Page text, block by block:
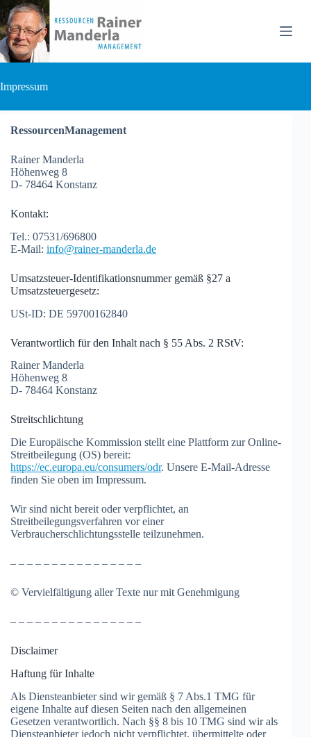
Zum
Inhalt
springen
Impressum
RessourcenManagement
Rainer Manderla
Höhenweg 8
D- 78464 Konstanz
Kontakt:
Tel.: 07531/696800
E-Mail: info@rainer-manderla.de
Umsatzsteuer-Identifikationsnummer gemäß §27 a
Umsatzsteuergesetz:
USt-ID: DE 59700162840
Verantwortlich für den Inhalt nach § 55 Abs. 2 RStV:
Rainer Manderla
Höhenweg 8
D- 78464 Konstanz
Streitschlichtung
Die Europäische Kommission stellt eine Plattform zur Online-
Streitbeilegung (OS) bereit:
https://ec.europa.eu/consumers/odr. Unsere E-Mail-Adresse
finden Sie oben im Impressum.
Wir sind nicht bereit oder verpflichtet, an
Streitbeilegungsverfahren vor einer
Verbraucherschlichtungsstelle teilzunehmen.
– – – – – – – – – – – – – – – –
© Vervielfältigung aller Texte nur mit Genehmigung
– – – – – – – – – – – – – – – –
Disclaimer
Haftung für Inhalte
Als Diensteanbieter sind wir gemäß § 7 Abs.1 TMG für
eigene Inhalte auf diesen Seiten nach den allgemeinen
Gesetzen verantwortlich. Nach §§ 8 bis 10 TMG sind wir als
Diensteanbieter jedoch nicht verpflichtet, übermittelte oder